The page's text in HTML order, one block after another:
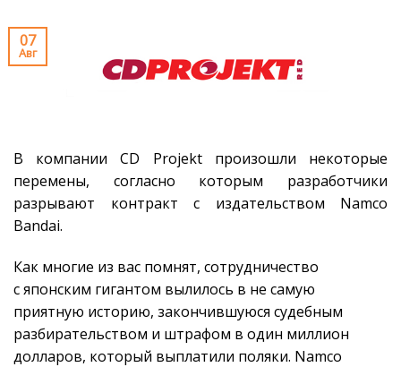
07
Авг
В компании CD Projekt произошли некоторые
перемены, согласно которым разработчики
разрывают контракт с издательством Namco
Bandai.
Как многие из вас помнят, сотрудничество
с японским гигантом вылилось в не самую
приятную историю, закончившуюся судебным
разбирательством и штрафом в один миллион
долларов, который выплатили поляки. Namco